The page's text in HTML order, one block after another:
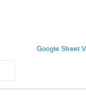
Google Street